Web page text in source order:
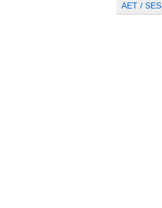
AET / SES